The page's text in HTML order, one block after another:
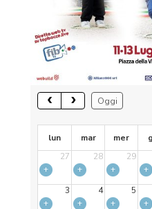
Oggi
lun mar mer
27
28 29
+
+ + +
3
4 5
+
+ + +